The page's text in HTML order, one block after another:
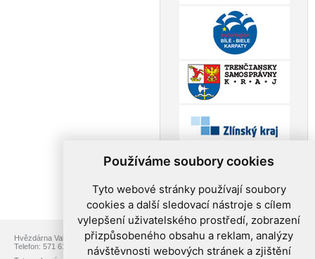
Používáme soubory cookies
Tyto webové stránky používají soubory
cookies a další sledovací nástroje s cílem
vylepšení uživatelského prostředí, zobrazení
přizpůsobeného obsahu a reklam, analýzy
návštěvnosti webových stránek a zjištění
Hvězdárna Valašské Meziříčí, p.o., Vsetínská 78, 757 01 Valašské Meziříčí
Telefon: 571 611 928, Web:www.astrovm.cz , E-mail:
info@astrovm.cz